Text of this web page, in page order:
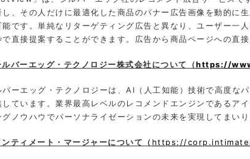
し、その人だけに最適化した商品のバナー広告画像を動的に
能です。単純なリターゲティング広告と異なり、ユーザー一
で直接提案することができます。広告から商品ページへの直
バーエッグ・テクノロジー株式会社について（https://
バーエッグ・テクノロジーは、AI（人工知能）技術で高度な
しています。業界最高レベルのレコメンドエンジンであるア
グノウハウでパーソナライゼーションの未来を実現してまいり
ンティメート・マージャーについて（ https://